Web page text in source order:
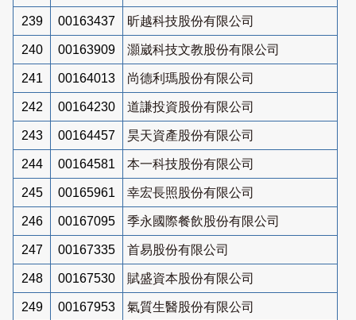
239 00163437 昕越科技股份有限公司
240 00163909 灝崴科技文教股份有限公司
241 00164013 尚德利瑪股份有限公司
242 00164230 道謙投資股份有限公司
243 00164457 昊天資產股份有限公司
244 00164581 本一科技股份有限公司
245 00165961 幸宏長照股份有限公司
246 00167095 季永國際餐飲股份有限公司
247 00167335 首易股份有限公司
248 00167530 賦盛資本股份有限公司
249 00167953 氣質生醫股份有限公司